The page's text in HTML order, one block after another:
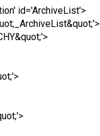
id='ArchiveList'>